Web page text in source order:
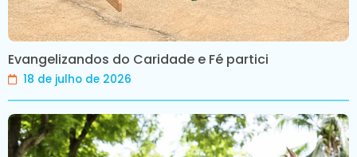
Evangelizandos do Caridade e Fé partici
18 de julho de 2026